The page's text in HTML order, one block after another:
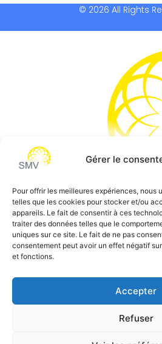
Gérer le
Pour offrir les meilleures expériences, nous
telles que les cookies pour stocker et/ou
appareils. Le fait de consentir à ces
traiter des données telles que le
uniques sur ce site. Le fait de ne pas
consentement peut avoir un effet négatif
et fonctions.
Accepter
Refuser
© 2026 All Rights
SMV permet de vous aider à
permettre de vous concentrer
métier
Téléphone:0 805 69 64 75
Création & Hébergement Web